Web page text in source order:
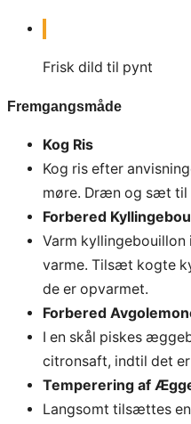
Frisk dild til pynt
Fremgangsmåde
Kog Ris
Kog ris efter
møre. Dræn og sæt til
Forbered
Varm kyllingebouillon
varme. Tilsæt kogte
de er opvarmet.
Forbered
I en skål piskes
citronsaft, indtil det
Temperering af
Langsomt tilsættes